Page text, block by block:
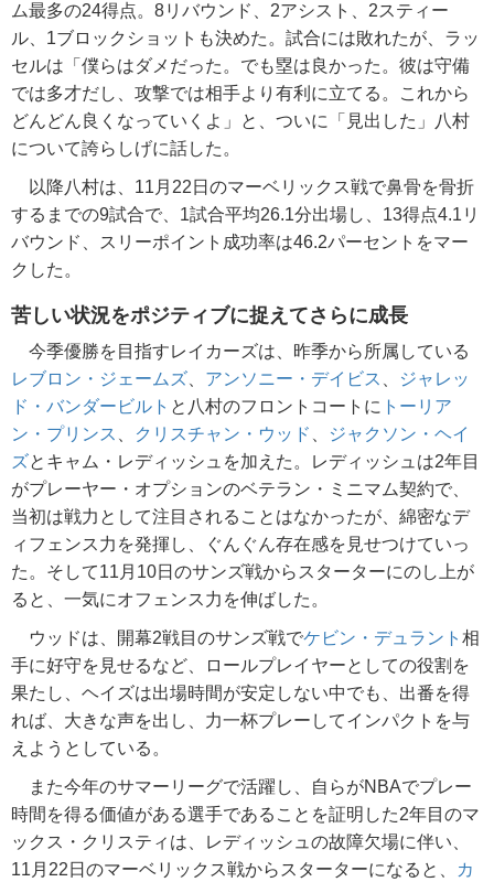
ム最多の24得点。8リバウンド、2アシスト、2スティー
ル、1ブロックショットも決めた。試合には敗れたが、ラッ
セルは「僕らはダメだった。でも塁は良かった。彼は守備
では多才だし、攻撃では相手より有利に立てる。これから
どんどん良くなっていくよ」と、ついに「見出した」八村
について誇らしげに話した。
以降八村は、11月22日のマーベリックス戦で鼻骨を骨折
するまでの9試合で、1試合平均26.1分出場し、13得点4.1リ
バウンド、スリーポイント成功率は46.2パーセントをマー
クした。
苦しい状況をポジティブに捉えてさらに成長
今季優勝を目指すレイカーズは、昨季から所属している
レブロン・ジェームズ
アンソニー・デイビス
ジャレッ
ド・バンダービルト と八村のフロントコートに トーリア
ン・プリンス
クリスチャン・ウッド
ジャクソン・ヘイ
ズとキャム・レディッシュを加えた。レディッシュは2年目
がプレーヤー・オプションのベテラン・ミニマム契約で、
当初は戦力として注目されることはなかったが、綿密なデ
ィフェンス力を発揮し、ぐんぐん存在感を見せつけていっ
た。そして11月10日のサンズ戦からスターターにのし上が
ると、一気にオフェンス力を伸ばした。
ウッドは、開幕2戦目のサンズ戦でケビン・デュラント 相
手に好守を見せるなど、ロールプレイヤーとしての役割を
果たし、ヘイズは出場時間が安定しない中でも、出番を得
れば、大きな声を出し、力一杯プレーしてインパクトを与
えようとしている。
また今年のサマーリーグで活躍し、自らがNBAでプレー
時間を得る価値がある選手であることを証明した2年目のマ
ックス・クリスティは、レディッシュの故障欠場に伴い、
11月22日のマーベリックス戦からスターターになると、
カ